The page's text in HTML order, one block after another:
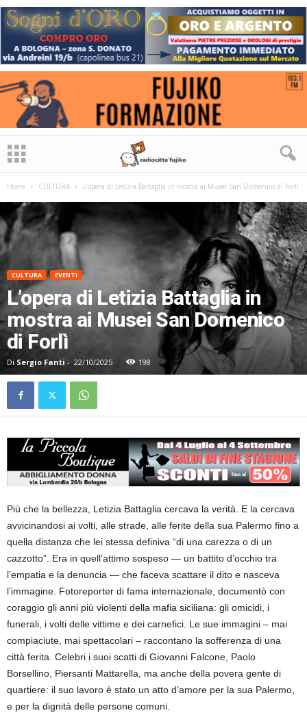
Home CULTURA L’opera di Letizia Battaglia in mostra ai Musei San Domenico di Forlì
CULTURA EVENTI
L’opera di Letizia Battaglia in
mostra ai Musei San Domenico
di Forlì
Di Sergio Fanti - 22/10/2025 198
Più che la bellezza, Letizia Battaglia cercava la verità. E la cercava
avvicinandosi ai volti, alle strade, alle ferite della sua Palermo fino a
quella distanza che lei stessa definiva “di una carezza o di un
cazzotto”. Era in quell’attimo sospeso — un battito d’occhio tra
l’empatia e la denuncia — che faceva scattare il dito e nasceva
l’immagine. Fotoreporter di fama internazionale, documentò con
coraggio gli anni più violenti della mafia siciliana: gli omicidi, i
funerali, i volti delle vittime e dei carnefici. Le sue immagini – mai
compiaciute, mai spettacolari – raccontano la sofferenza di una
città ferita. Celebri i suoi scatti di Giovanni Falcone, Paolo
Borsellino, Piersanti Mattarella, ma anche della povera gente di
quartiere: il suo lavoro è stato un atto d’amore per la sua Palermo,
e per la dignità delle persone comuni.